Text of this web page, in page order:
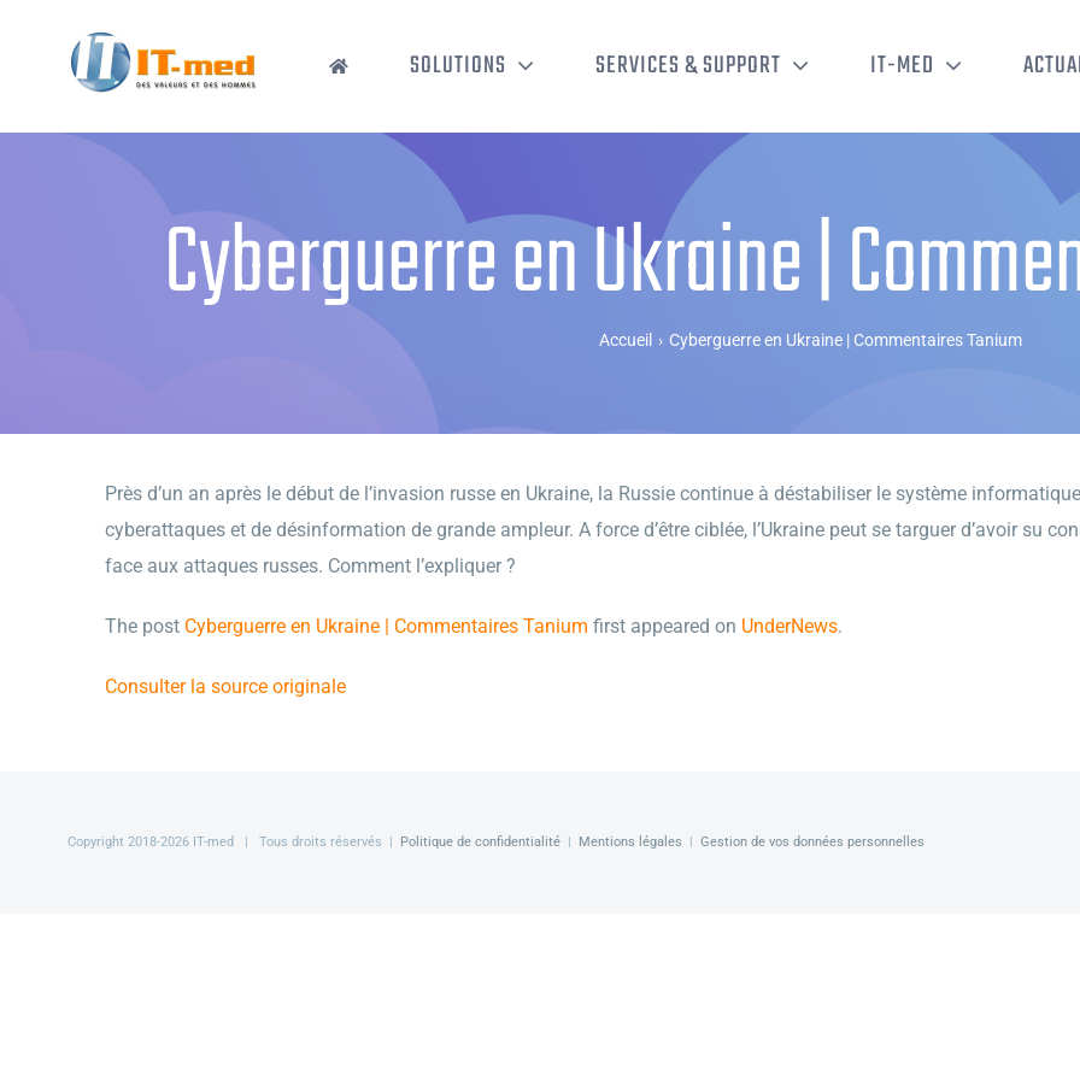
SOLUTIONS SERVICES & SUPPORT IT-MED
Cyberguerre en Ukraine |
Accueil › Cyberguerre en Ukraine | Commentaires Tanium
Près d’un an après le début de l’invasion russe en Ukraine, la Russie continue à déstabiliser le système
cyberattaques et de désinformation de grande ampleur. A force d’être ciblée, l’Ukraine peut se targuer d’avoir su
face aux attaques russes. Comment l’expliquer ?
The post Cyberguerre en Ukraine | Commentaires Tanium first appeared on UnderNews.
Consulter la source originale
Copyright 2018-2026 IT-med | Tous droits réservés | Politique de confidentialité| Mentions légales | Gestion de vos données personnelles